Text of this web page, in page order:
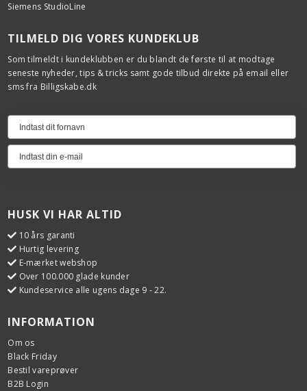
Siemens StudioLine
TILMELD DIG VORES KUNDEKLUB
Som tilmeldt i kundeklubben er du blandt de første til at modtage
seneste nyheder, tips & tricks samt gode tilbud direkte på email eller
sms fra Billigskabe.dk
HUSK VI HAR ALTID
10 års garanti
Hurtig levering
E-mærket webshop
Over 100.000 glade kunder
Kundeservice alle ugens dage 9 - 22.
INFORMATION
Om os
Black Friday
Bestil vareprøver
B2B Login